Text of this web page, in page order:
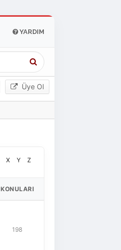
YARDIM
Üye Ol
X Y Z
KONULARI
198